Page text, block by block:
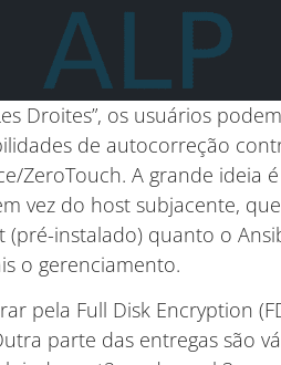
Droites”, os usuários
de autocorreção
ZeroTouch. A grande ideia
vez do host subjacente,
(pré-instalado) quanto o
o gerenciamento.
pela Full Disk Encryption
parte das entregas são